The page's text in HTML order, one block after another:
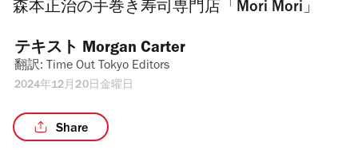
森本正治の手巻き寿司専門店「Mori Mori」
テキスト Morgan Carter
翻訳: Time Out Tokyo Editors
2024年12月20日金曜日
Share